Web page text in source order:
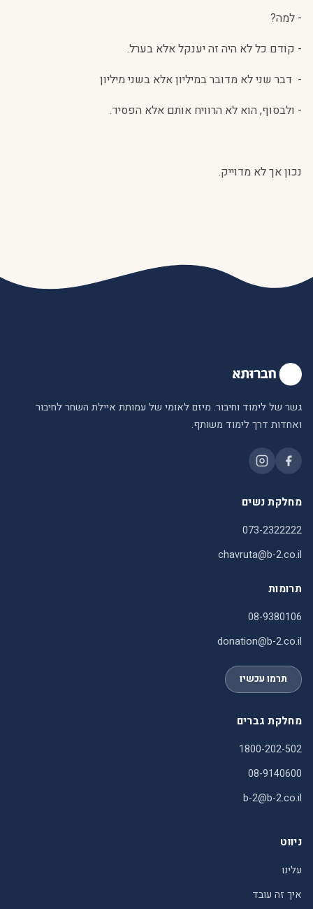
- למה?
- קודם כל לא היה זה יענקל אלא בערל.
- דבר שני לא מדובר במיליון אלא בשני מיליון
- ולבסוף, הוא לא הרוויח אותם אלא הפסיד.
נכון אך לא מדוייק.
גשר של לימוד וחיבור. מיזם לאומי של עמותת איילת השחר לחיבור
ואחדות דרך לימוד משותף.
מחלקת נשים
073-2322222
chavruta@b-2.co.il
תרומות
08-9380106
donation@b-2.co.il
תרמו עכשיו
מחלקת גברים
1800-202-502
08-9140600
b-2@b-2.co.il
ניווט
עלינו
איך זה עובד